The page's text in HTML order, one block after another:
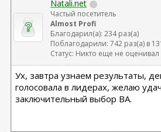
Natali.net
Частый посетитель
Almost Profi
Благодарил(а): 234 раз(а)
Поблагодарили: 742 раз(а) в
Статус: Никто еще не оценивал
Ух, завтра узнаем результаты,
голосовала в лидерах, желаю
заключительный выбор ВА.